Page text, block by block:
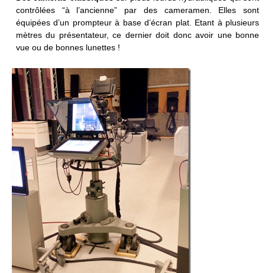
contrôlées “à l’ancienne” par des cameramen. Elles sont
équipées d’un prompteur à base d’écran plat. Etant à plusieurs
mètres du présentateur, ce dernier doit donc avoir une bonne
vue ou de bonnes lunettes !